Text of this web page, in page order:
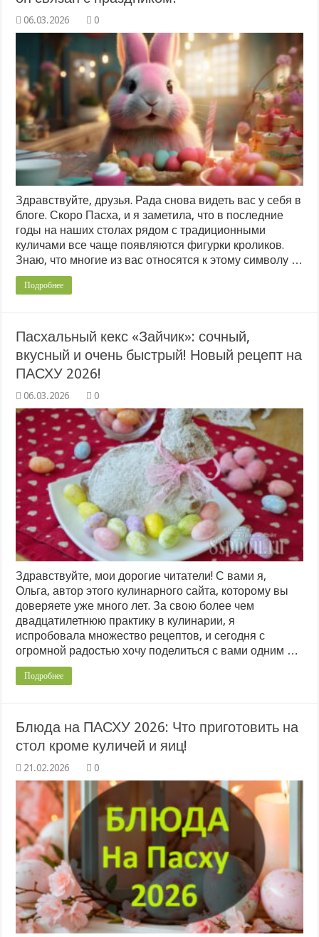
0
Здравствуйте, друзья. Рада снова видеть вас у себя в
блоге. Скоро Пасха, и я заметила, что в последние
годы на наших столах рядом с традиционными
куличами все чаще появляются фигурки кроликов.
Знаю, что многие из вас относятся к этому символу …
Подробнее
Пасхальный кекс «Зайчик»: сочный,
вкусный и очень быстрый! Новый рецепт на
ПАСХУ 2026!
0
Здравствуйте, мои дорогие читатели! С вами я,
Ольга, автор этого кулинарного сайта, которому вы
доверяете уже много лет. За свою более чем
двадцатилетнюю практику в кулинарии, я
испробовала множество рецептов, и сегодня с
огромной радостью хочу поделиться с вами одним …
Подробнее
Блюда на ПАСХУ 2026: Что приготовить на
стол кроме куличей и яиц!
0